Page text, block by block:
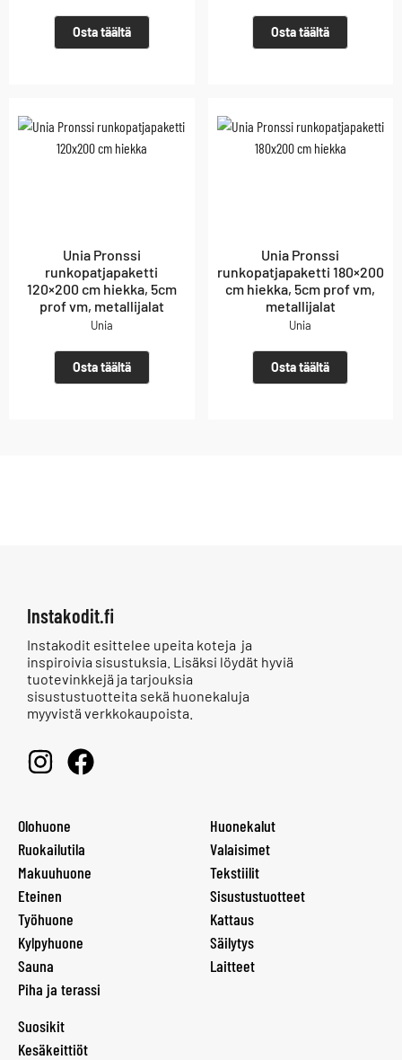
Osta täältä Osta täältä
Unia Pronssi
runkopatjapaketti
120×200 cm hiekka, 5cm
prof vm, metallijalat
Unia
Osta täältä
Unia Pronssi
runkopatjapaketti 180×200
cm hiekka, 5cm prof vm,
metallijalat
Unia
Osta täältä
Instakodit.fi
Instakodit esittelee upeita koteja ja
inspiroivia sisustuksia. Lisäksi löydät hyviä
tuotevinkkejä ja tarjouksia
sisustustuotteita sekä huonekaluja
myyvistä verkkokaupoista.
Olohuone
Ruokailutila
Makuuhuone
Eteinen
Työhuone
Kylpyhuone
Sauna
Piha ja terassi
Huonekalut
Valaisimet
Tekstiilit
Sisustustuotteet
Kattaus
Säilytys
Laitteet
Suosikit
Kesäkeittiöt